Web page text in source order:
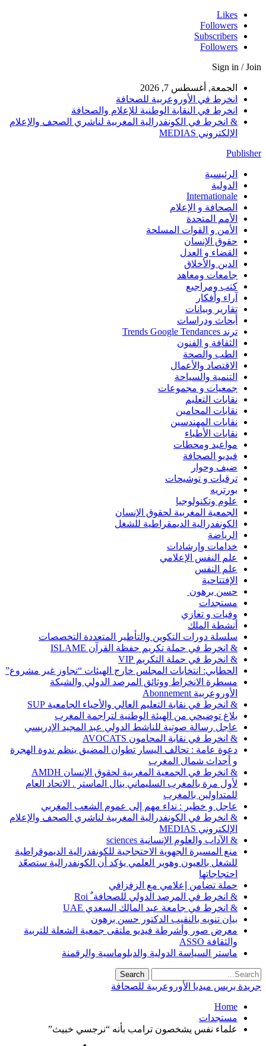
Likes
Followers
Subscribers
Followers
Sign in / Join
الجمعة, أغسطس 7, 2026
انخرط في الأوروعربية للصحافة
انخرط في النقابة الوطنية للإعلام والصحافة
& انخرط في الكونفدرالية المغربية لناشري الصحف والإعلام
الإلكتروني MEDIAS
Publisher
الرئيسية
الدولية
Internationale
الصحافة و الإعلام
الأمم المتحدة
الأمن و القوات المسلحة
حقوق الإنسان
القضاء و العدل
الدين والأخلاق
جامعات ومعاهد
كتب ومراجيع
آراء وأفكار
تقارير وبيانات
أبحاث ودراسات
ترند Trends Google Tendances
الثقافة و الفنون
الطب والصحة
الاقتصاد والأعمال
التنمية والسياحة
جمعيات و مجموعات
نقابات التعليم
نقابات المحامين
نقابات المهندسين
نقابات الأطباء
مواعيد ومحطات
فيديو الصحافة
ضيف وحوار
ترقيات و توشيحات
بورتريه
علوم وتكنولوجيا
الجمعية المغربية لحقوق الإنسان
الكونفدرالية الديمقراطية للشغل
الرياضة
خدامات وإرشادات
علم النفس الإعلامي
علم النفس
الإفتتاحية
حسن برهون
مستجدات
وفيات و تعازي
أنشطة الملك
سلسلة دورات التكوين والتأطير المتعددة التخصصات
& انخرط في حملة تكريم حفظة القرآن ISLAME
& انخرط في حملة التكريم VIP
الحطابي: انتخابات المجلس خارج الهيئات “تجاوز غير مشروع”
مسطرة الانخراط ووثائق المرصد الدولي والشبكة
الأوروعربية Abonnement
& انخرط في نقابة التعليم العالي والأحياء الجامعية SUP
بلاغ توضيحي من الهيئة الوطنية لتراجمة المغرب
عاجل رسالة صوتية للناشط الدولي عبد المجيد الإدريسي
& انخرط في نقابة المحامون AVOCATS
دعوة عامة : تحالف اليسار تطوان المضيق ينظم ندوة الهجرة
و أحداث شمال المغرب
& انخرط في الجمعية المغربية لحقوق الإنسان AMDH
لأول مرة بالمغرب السليماني ينال الماستر . الاتحاد العام
للمتداولين بالمغرب
عاجل و خطير : نداء مهم إلى عموم الشعب المغربي
& انخرط في الكونفدرالية المغربية لناشري الصحف والإعلام
الإلكتروني MEDIAS
& الآداب والعلوم الإنسانية sciences
منع المسيرة الجهوية الاحتجاجية للكونفدرالية الديموقراطية
للشغل بالعيون وهوير العلمي يؤكد أن الكونفدرالية ستصعّد
احتجاجاتها
حملة تضامن إعلامي مع الزفزافي
& انخرط في المرصد الدولي للصحافة ٌ Roi
& انخرط في جامعة عبد المالك السعدي UAE
بيان تنويه بالنقيب الدكتور حسن برهون
معرض صور وأشرطة فيديو ملتقى جمعية الشعلة للتربية
والثقافة ASSO
ماستر السياسة الدولية والدبلوماسية والرقمنة
جريدة بريس ميديا الأوروعربية للصحافة
Home
مستجدات
علماء نفس يشخصون ترامب بأنه “نرجسي خبيث”